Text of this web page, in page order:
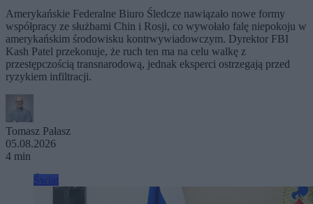
Amerykańskie Federalne Biuro Śledcze nawiązało nowe formy
współpracy ze służbami Chin i Rosji, co wywołało falę niepokoju w
amerykańskim środowisku kontrwywiadowczym. Dyrektor FBI
Kash Patel przekonuje, że ruch ten ma na celu walkę z
przestępczością transnarodową, jednak eksperci ostrzegają przed
ryzykiem infiltracji.
Tomasz Pałasz
05.08.2026
4 min